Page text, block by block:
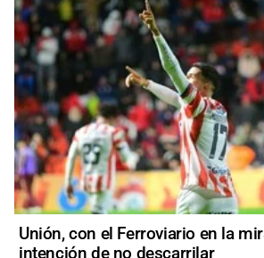
Unión, con el Ferroviario en la
intención de no descarrilar